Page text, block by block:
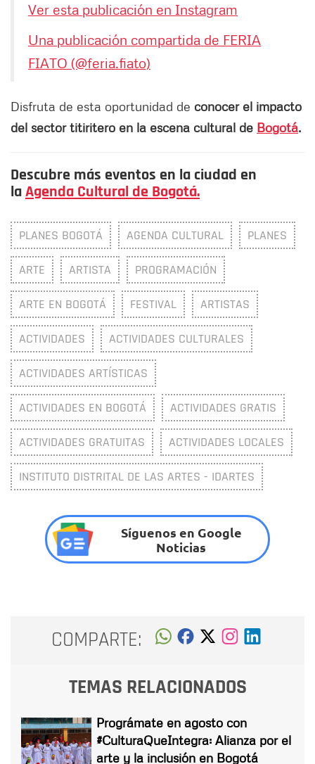
Ver esta publicación en Instagram
Una publicación compartida de FERIA
FIATO (@feria.fiato)
Disfruta de esta oportunidad de conocer el impacto
del sector titiritero en la escena cultural de Bogotá.
Descubre más eventos en la ciudad en
laAgenda Cultural de Bogotá.
PLANES BOGOTÁ AGENDA CULTURAL PLANES
ARTE ARTISTA PROGRAMACIÓN
ARTE EN BOGOTÁ FESTIVAL ARTISTAS
ACTIVIDADES ACTIVIDADES CULTURALES
ACTIVIDADES ARTÍSTICAS
ACTIVIDADES EN BOGOTÁ ACTIVIDADES GRATIS
ACTIVIDADES GRATUITAS ACTIVIDADES LOCALES
INSTITUTO DISTRITAL DE LAS ARTES - IDARTES
Síguenos en Google
Noticias
COMPARTE:
TEMAS RELACIONADOS
Prográmate en agosto con
#CulturaQueIntegra: Alianza por el
arte y la inclusión en Bogotá